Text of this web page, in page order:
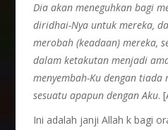
Dia akan meneguhkan bagi
diridhai-Nya untuk mereka,
merobah (keadaan) mereka,
dalam ketakutan menjadi
menyembah-Ku dengan tiada
sesuatu apapun dengan Aku.
Ini adalah janji Allah k bagi